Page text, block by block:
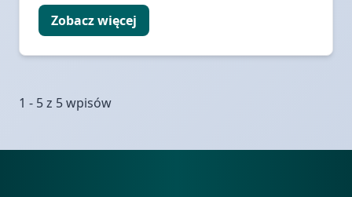
Zobacz więcej
1 - 5 z 5 wpisów